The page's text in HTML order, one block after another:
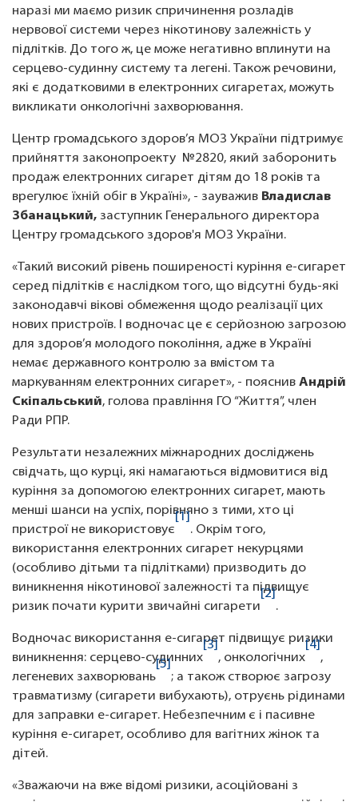
наразі ми маємо ризик спричинення розладів
нервової системи через нікотинову залежність у
підлітків. До того ж, це може негативно вплинути на
серцево-судинну систему та легені. Також речовини,
які є додатковими в електронних сигаретах, можуть
викликати онкологічні захворювання.
Центр громадського здоров’я МОЗ України підтримує
прийняття законопроекту №2820, який заборонить
продаж електронних сигарет дітям до 18 років та
врегулює їхній обіг в Україні», - зауважив Владислав
Збанацький, заступник Генерального директора
Центру громадського здоров'я МОЗ України.
«Такий високий рівень поширеності куріння е-сигарет
серед підлітків є наслідком того, що відсутні будь-які
законодавчі вікові обмеження щодо реалізації цих
нових пристроїв. І водночас це є серйозною загрозою
для здоров’я молодого покоління, адже в Україні
немає державного контролю за вмістом та
маркуванням електронних сигарет», - пояснив Андрій
Скіпальський, голова правління ГО “Життя”, член
Ради РПР.
Результати незалежних міжнародних досліджень
свідчать, що курці, які намагаються відмовитися від
куріння за допомогою електронних сигарет, мають
менші шанси на успіх, порівняно з тими, хто ці
пристрої не використовує
[1]
. Окрім того,
використання електронних сигарет некурцями
(особливо дітьми та підлітками) призводить до
виникнення нікотинової залежності та підвищує
ризик почати курити звичайні сигарети
[2]
.
Водночас використання е-сигарет підвищує ризики
виникнення: серцево-судинних
[3]
, онкологічних
[4]
,
легеневих захворювань
[5]
; а також створює загрозу
травматизму (сигарети вибухають), отруєнь рідинами
для заправки е-сигарет. Небезпечним є і пасивне
куріння е-сигарет, особливо для вагітних жінок та
дітей.
«Зважаючи на вже відомі ризики, асоційовані з